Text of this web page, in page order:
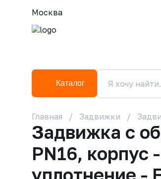
Москва
Каталог
Главная Задвижки
Задвижка с
PN16, корпус